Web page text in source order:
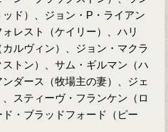
ド）、ジョン・P・ライアン
レスト（ケイリー）、ハリ
ルヴィン）、ジョン・マクラ
トン）、サム・ギルマン（ハ
ダース（牧場主の妻）、ジェ
スティーヴ・フランケン（ロ
・ブラッドフォード（ピー